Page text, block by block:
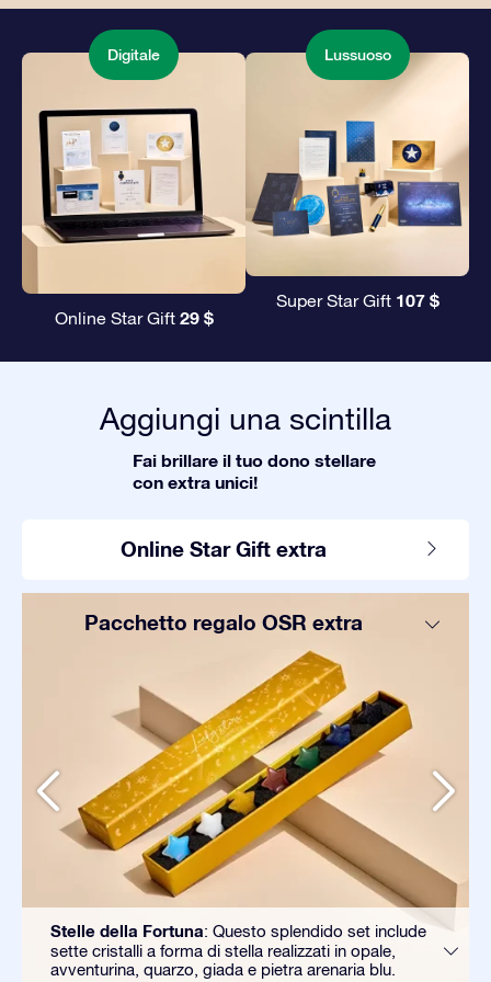
Digitale
Online Star Gift 29 $
Lussuoso
Super Star Gift 107 $
Aggiungi una scintilla
Fai brillare il tuo dono stellare
con extra unici!
Online Star Gift extra
Pacchetto regalo OSR extra
Stelle della Fortuna: Questo splendido set include
sette cristalli a forma di stella realizzati in opale,
avventurina, quarzo, giada e pietra arenaria blu.